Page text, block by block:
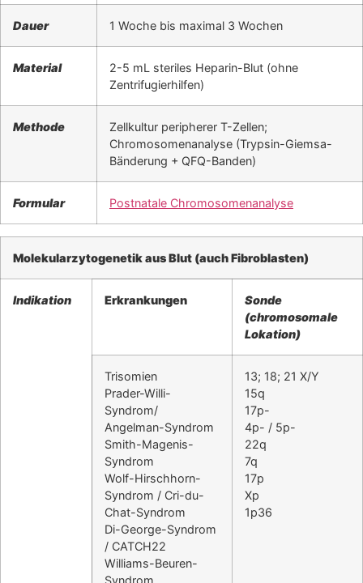
Dauer 1 Woche bis maximal 3 Wochen
Material
2-5 mL steriles Heparin-Blut (ohne
Zentrifugierhilfen)
Methode
Zellkultur peripherer T-Zellen;
Chromosomenanalyse (Trypsin-Giemsa-
Bänderung + QFQ-Banden)
Formular Postnatale Chromosomenanalyse
Molekularzytogenetik aus Blut (auch Fibroblasten)
Indikation Erkrankungen
Sonde
(chromosomale
Lokation)
Trisomien
Prader-Willi-
Syndrom/
Angelman-Syndrom
Smith-Magenis-
Syndrom
Wolf-Hirschhorn-
Syndrom / Cri-du-
Chat-Syndrom
Di-George-Syndrom
/ CATCH22
Williams-Beuren-
Syndrom
13; 18; 21 X/Y
15q
17p-
4p- / 5p-
22q
7q
17p
Xp
1p36